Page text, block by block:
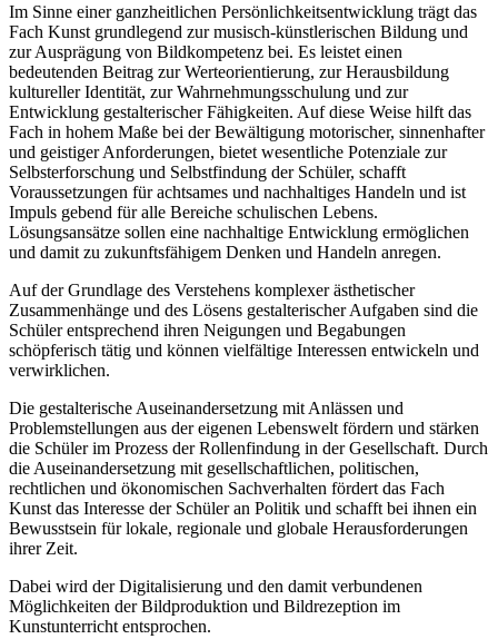
Im Sinne einer ganzheitlichen Persönlichkeitsentwicklung trägt das
Fach Kunst grundlegend zur musisch-künstlerischen Bildung und
zur Ausprägung von Bildkompetenz bei. Es leistet einen
bedeutenden Beitrag zur Werteorientierung, zur Herausbildung
kultureller Identität, zur Wahrnehmungsschulung und zur
Entwicklung gestalterischer Fähigkeiten. Auf diese Weise hilft das
Fach in hohem Maße bei der Bewältigung motorischer, sinnenhafter
und geistiger Anforderungen, bietet wesentliche Potenziale zur
Selbsterforschung und Selbstfindung der Schüler, schafft
Voraussetzungen für achtsames und nachhaltiges Handeln und ist
Impuls gebend für alle Bereiche schulischen Lebens.
Lösungsansätze sollen eine nachhaltige Entwicklung ermöglichen
und damit zu zukunftsfähigem Denken und Handeln anregen.
Auf der Grundlage des Verstehens komplexer ästhetischer
Zusammenhänge und des Lösens gestalterischer Aufgaben sind die
Schüler entsprechend ihren Neigungen und Begabungen
schöpferisch tätig und können vielfältige Interessen entwickeln und
verwirklichen.
Die gestalterische Auseinandersetzung mit Anlässen und
Problemstellungen aus der eigenen Lebenswelt fördern und stärken
die Schüler im Prozess der Rollenfindung in der Gesellschaft. Durch
die Auseinandersetzung mit gesellschaftlichen, politischen,
rechtlichen und ökonomischen Sachverhalten fördert das Fach
Kunst das Interesse der Schüler an Politik und schafft bei ihnen ein
Bewusstsein für lokale, regionale und globale Herausforderungen
ihrer Zeit.
Dabei wird der Digitalisierung und den damit verbundenen
Möglichkeiten der Bildproduktion und Bildrezeption im
Kunstunterricht entsprochen.